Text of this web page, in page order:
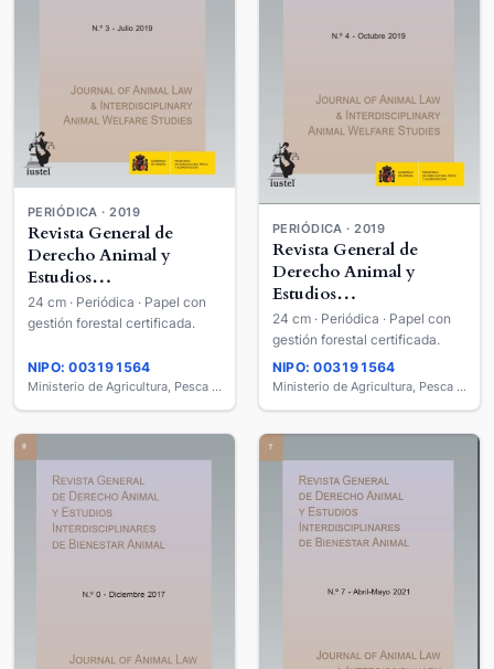
PERIÓDICA · 2019
Revista General de
Derecho Animal y
Estudios
Interdisciplinares de
Bienestar Animal =
Interdisciplinary Animal
Welfare Studies
24 cm · Periódica · Papel con
gestión forestal certificada.
NIPO: 003191564
Ministerio de Agricultura, Pesca y Alimentación
PERIÓDICA · 2019
Revista General de
Derecho Animal y
Estudios
Interdisciplinares de
Bienestar Animal =
Journal of Animal Law &
Interdisciplinary Animal
Welfare Studies
24 cm · Periódica · Papel con
gestión forestal certificada.
NIPO: 003191564
Ministerio de Agricultura, Pesca y Alimentación